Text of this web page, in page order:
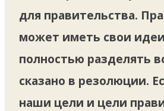
для правительства.
может иметь свои
полностью разделять
сказано в резолюции.
наши цели и цели